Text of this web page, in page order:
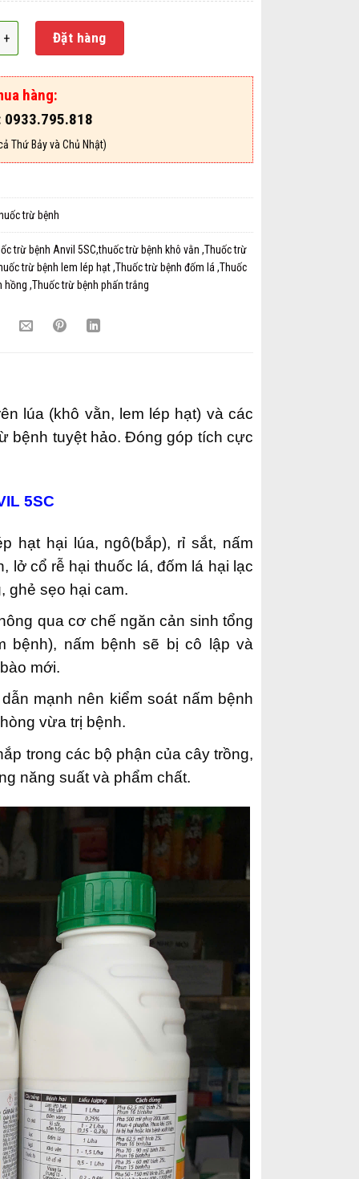
cây trồng Anvil 5SC số lượng
Đặt hàng
hàng:
Thứ Bảy và Chủ Nhật)
trừ bệnh
trừ bệnh Anvil 5SC,thuốc trừ bệnh khô vằn ,Thuốc trừ
trừ bệnh lem lép hạt ,Thuốc trừ bệnh đốm lá ,Thuốc
hồng ,Thuốc trừ bệnh phấn trắng
lúa (khô vằn, lem lép hạt) và các
bệnh tuyệt hảo. Đóng góp tích cực
5SC
hạt hại lúa, ngô(bắp), rỉ sắt, nấm
lở cổ rễ hại thuốc lá, đốm lá hại lạc
ghẻ sẹo hại cam.
qua cơ chế ngăn cản sinh tổng
bệnh), nấm bệnh sẽ bị cô lập và
mới.
mạnh nên kiểm soát nấm bệnh
vừa trị bệnh.
trong các bộ phận của cây trồng,
năng suất và phẩm chất.